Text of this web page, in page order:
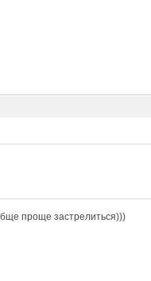
проще застрелиться)))